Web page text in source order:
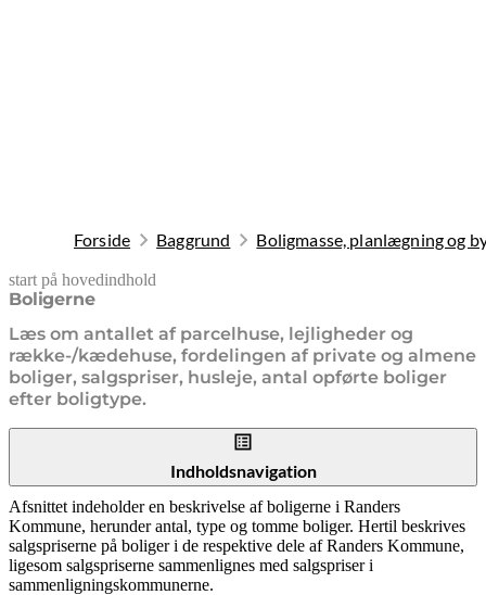
Forside Baggrund Boligmasse, planlægning og
start på hovedindhold
Boligerne
Læs om antallet af parcelhuse, lejligheder og
række-/kædehuse, fordelingen af private og almene
boliger, salgspriser, husleje, antal opførte boliger
efter boligtype.
senest opdateret 31. maj 2026
Indholdsnavigation
Afsnittet indeholder en beskrivelse af boligerne i Randers
Kommune, herunder antal, type og tomme boliger. Hertil beskrives
salgspriserne på boliger i de respektive dele af Randers Kommune,
ligesom salgspriserne sammenlignes med salgspriser i
sammenligningskommunerne.